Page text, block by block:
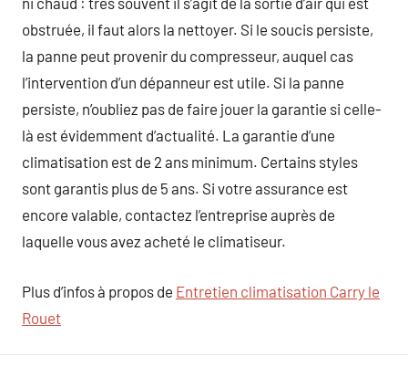
obstruée, il faut alors la nettoyer. Si le soucis persiste,
la panne peut provenir du compresseur, auquel cas
l’intervention d’un dépanneur est utile. Si la panne
persiste, n’oubliez pas de faire jouer la garantie si celle-
là est évidemment d’actualité. La garantie d’une
climatisation est de 2 ans minimum. Certains styles
sont garantis plus de 5 ans. Si votre assurance est
encore valable, contactez l’entreprise auprès de
laquelle vous avez acheté le climatiseur.
Plus d’infos à propos de Entretien climatisation Carry le
Rouet